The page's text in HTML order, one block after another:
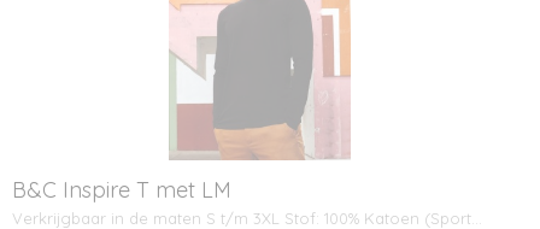
B&C Inspire T met LM
Verkrijgbaar in de maten S t/m 3XL Stof: 100% Katoen (Sport…